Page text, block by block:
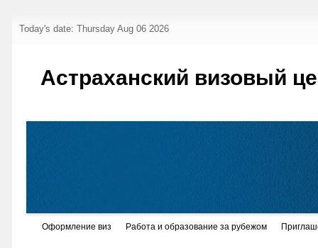
Today's date: Thursday Aug 06 2026
Астраханский визовый
Оформление виз Работа и образование за рубежом